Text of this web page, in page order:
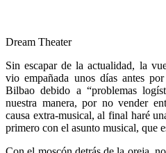
Dream Theater
Sin escapar de la actualidad, la
vio empañada unos días antes
Bilbao debido a “problemas
nuestra manera, por no vender
causa extra-musical, al final haré
primero con el asunto musical, que